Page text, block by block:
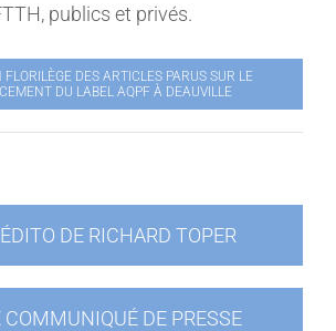
publics et privés.
FLORILÈGE DES ARTICLES PARUS SUR LE
DU LABEL AQPF À DEAUVILLE
DE RICHARD TOPER
COMMUNIQUÉ DE PRESSE